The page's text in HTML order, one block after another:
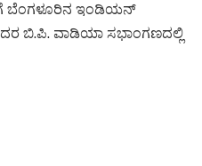
ಬೆಂಗಳೂರಿನ ಇಂಡಿಯನ್
ಬಿ.ಪಿ. ವಾಡಿಯಾ ಸಭಾಂಗಣದಲ್ಲಿ